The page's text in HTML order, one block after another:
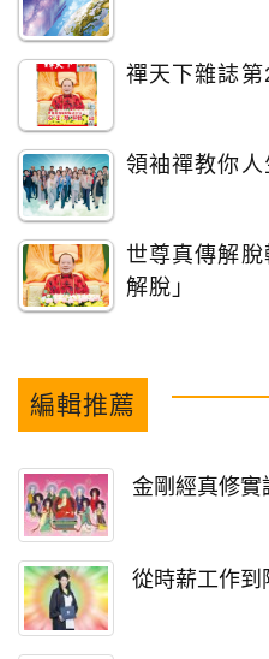
禪天下雜誌
領袖禪教你人
世尊真傳解脫
解脫」
編輯推薦
金剛經真修
從時薪工作到